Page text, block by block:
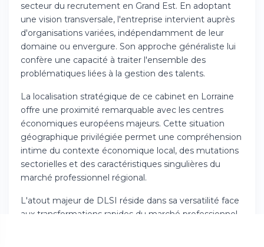
secteur du recrutement en Grand Est. En adoptant
une vision transversale, l'entreprise intervient auprès
d'organisations variées, indépendamment de leur
domaine ou envergure. Son approche généraliste lui
confère une capacité à traiter l'ensemble des
problématiques liées à la gestion des talents.
La localisation stratégique de ce cabinet en Lorraine
offre une proximité remarquable avec les centres
économiques européens majeurs. Cette situation
géographique privilégiée permet une compréhension
intime du contexte économique local, des mutations
sectorielles et des caractéristiques singulières du
marché professionnel régional.
L'atout majeur de DLSI réside dans sa versatilité face
aux transformations rapides du marché professionnel